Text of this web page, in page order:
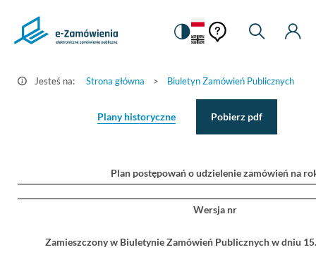
Szczegóły
e-
Ustawienia
Zmiana
na
kontrastową
Pomoc
kontekstowa
Pomoc
Moje
Jesteś na: Strona główna > Biuletyn Zamówień Publicznych
Plany historyczne Pobierz pdf
Plan postępowań o udzielenie zamówień na
Wersja nr
Zamieszczony w Biuletynie Zamówień Publicznych w dniu